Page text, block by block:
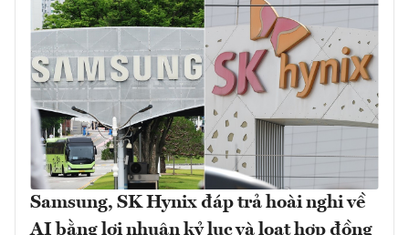
Samsung, SK Hynix đáp trả hoài nghi về
AI bằng lợi nhuận kỷ lục và loạt hợp đồng